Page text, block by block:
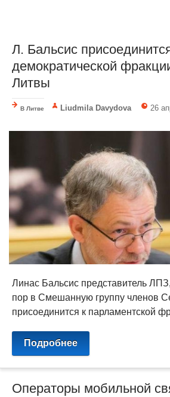
Л. Бальсис
демократической
Литвы
В Литве Liudmila Davydova 26
Линас Бальсис представитель
пор в Смешанную группу членов
присоединится к парламентской
Подробнее
Операторы мобильной